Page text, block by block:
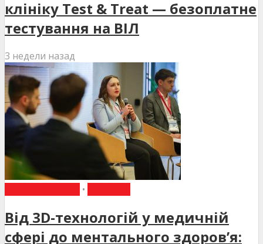
клініку Test & Treat — безоплатне
тестування на ВІЛ
3 недели назад
•
Від 3D-технологій у медичній
сфері до ментального здоров’я: